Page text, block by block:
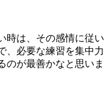
時は、その感情に従い
、必要な練習を集中力
のが最善かなと思いま